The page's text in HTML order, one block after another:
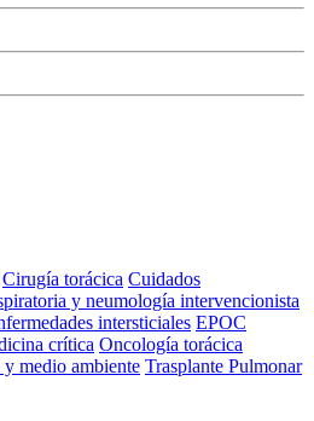
Cirugía torácica Cuidados
y neumología intervencionista
intersticiales EPOC
crítica Oncología torácica
y medio ambiente Trasplante Pulmonar